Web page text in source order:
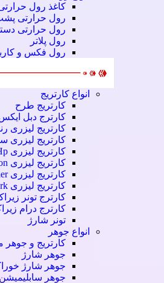
کاغذ رول
رول حرارتی
رول حرارتی
رول پلاتر
رول فکس و
انواع کارتریج
کارتریج طرح
کارترج دبل
کارتریج لیزری
کارتریج لیزری
کارتریج لیزری Hp
کارتریج لیزری Canon
کارتریج لیزری Brother
کارتریج لیزری Lexmark
کارترج تونر
کارترج درام
تونر شارژ
انواع جوهر
کارتریج و جوهر
جوهر شارژ
جوهر شارژ
جوهر سابلیمیشن